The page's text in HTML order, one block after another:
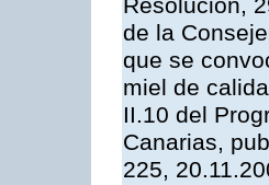
Resolución,
de la
que se
miel de
II.10 del
Canarias,
225,